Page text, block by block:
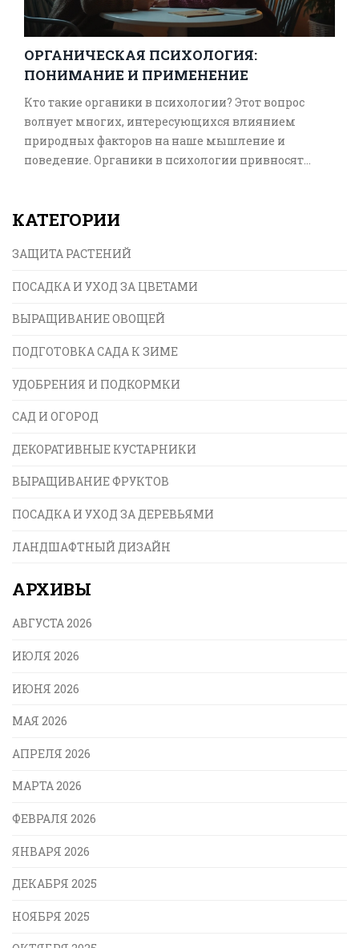
ОРГАНИЧЕСКАЯ ПСИХОЛОГИЯ:
ПОНИМАНИЕ И ПРИМЕНЕНИЕ
Кто такие органики в психологии? Этот вопрос
волнует многих, интересующихся влиянием
природных факторов на наше мышление и
поведение. Органики в психологии привносят
В статье будет рассмотрено, как психология
жизни и какие принципы лежат в её основе.
КАТЕГОРИИ
ЗАЩИТА РАСТЕНИЙ
ПОСАДКА И УХОД ЗА ЦВЕТАМИ
ВЫРАЩИВАНИЕ ОВОЩЕЙ
ПОДГОТОВКА САДА К ЗИМЕ
УДОБРЕНИЯ И ПОДКОРМКИ
САД И ОГОРОД
ДЕКОРАТИВНЫЕ КУСТАРНИКИ
ВЫРАЩИВАНИЕ ФРУКТОВ
ПОСАДКА И УХОД ЗА ДЕРЕВЬЯМИ
ЛАНДШАФТНЫЙ ДИЗАЙН
АРХИВЫ
АВГУСТА 2026
ИЮЛЯ 2026
ИЮНЯ 2026
МАЯ 2026
АПРЕЛЯ 2026
МАРТА 2026
ФЕВРАЛЯ 2026
ЯНВАРЯ 2026
ДЕКАБРЯ 2025
НОЯБРЯ 2025